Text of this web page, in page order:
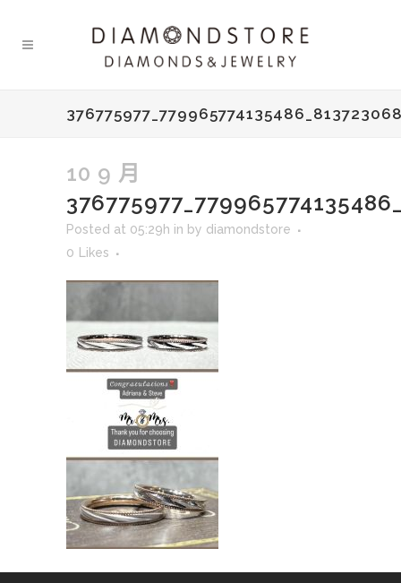
10 9 月
Posted at 05:29h in by diamondstore
0
Likes